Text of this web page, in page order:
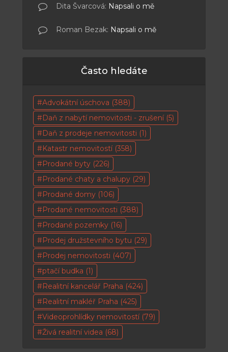
Dita Švarcová: Napsali o mě
Roman Bezak: Napsali o mě
Často hledáte
Advokátní úschova (388)
Daň z nabytí nemovitosti - zrušení(5)
Daň z prodeje nemovitosti (1)
Katastr nemovitostí(358)
Prodané byty (226)
Prodané chaty a chalupy (29)
Prodané domy (106)
Prodané nemovitosti (388)
Prodané pozemky (16)
Prodej družstevního bytu (29)
Prodej nemovitosti (407)
ptačí budka (1)
Realitní kancelář Praha (424)
Realitní makléř Praha (425)
Videoprohlídky nemovitostí(79)
Živá realitní videa (68)